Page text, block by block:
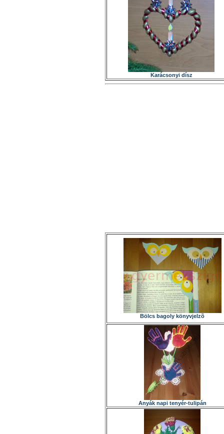
Karácsonyi dísz
Bölcs bagoly könyvjelzõ
Anyák napi tenyér-tulipán